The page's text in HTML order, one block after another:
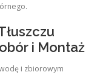
i Montaż
i zbiorowym